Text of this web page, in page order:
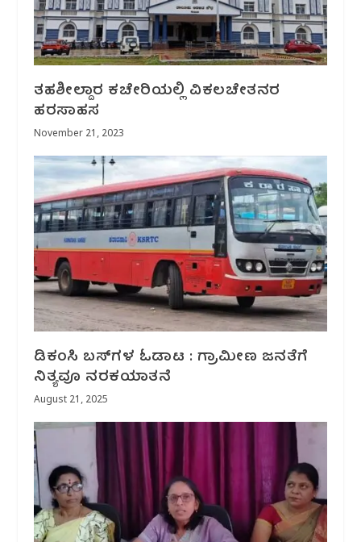
ತಹಶೀಲ್ದಾರ ಕಚೇರಿಯಲ್ಲಿ ವಿಕಲಚೇತನರ
ಹರಸಾಹಸ
November 21, 2023
ಡಿಕಂಸಿ ಬಸ್‌ಗಳ ಓಡಾಟ : ಗ್ರಾಮೀಣ ಜನತೆಗೆ
ನಿತ್ಯವೂ ನರಕಯಾತನೆ
August 21, 2025